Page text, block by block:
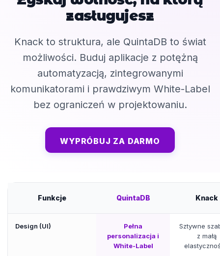
zasługujesz
Knack to struktura, ale QuintaDB to świat
możliwości. Buduj aplikacje z potężną
automatyzacją, zintegrowanymi
komunikatorami i prawdziwym White-Label
bez ograniczeń w projektowaniu.
WYPRÓBUJ ZA DARMO
Funkcje QuintaDB Knack
Design (UI)
Pełna
personalizacja i
White-Label
Sztywne
z małą